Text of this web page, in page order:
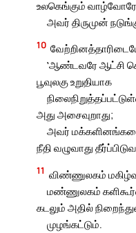
உலகெங்கும்
அவர் திருமுன்
10
‛ஆண்டவரே ஆட்சி
பூவுலகு உறுதியாக
அது அசைவுறாது;
அவர்
நீதி வழுவாது
11 விண்ணுலகம்
மண்ணுலகம்
கடலும் அதில்
முழங்கட்டும்.